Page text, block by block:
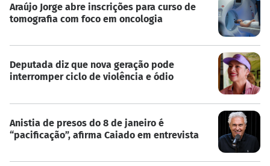
Araújo Jorge abre inscrições para curso de
tomografia com foco em oncologia
Deputada diz que nova geração pode
interromper ciclo de violência e ódio
Anistia de presos do 8 de janeiro é
“pacificação”, afirma Caiado em entrevista